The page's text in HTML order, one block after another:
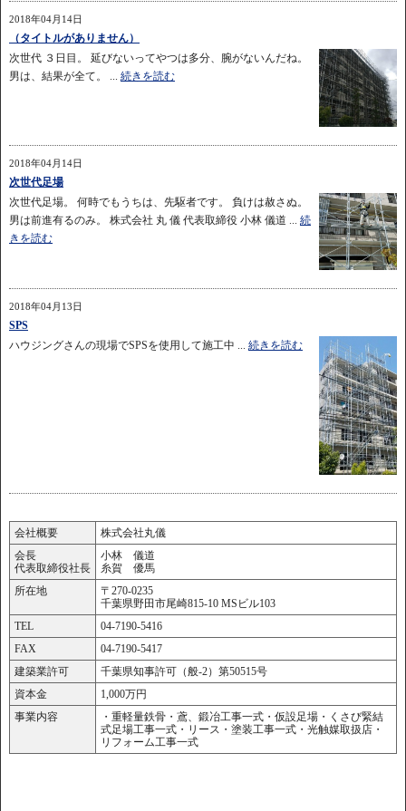
2018年04月14日
（タイトルがありません）
次世代 ３日目。 延びないってやつは多分、腕がないんだね。
男は、結果が全て。 ... 続きを読む
2018年04月14日
次世代足場
次世代足場。 何時でもうちは、先駆者です。 負けは赦さぬ。
男は前進有るのみ。 株式会社 丸 儀 代表取締役 小林 儀道 ... 続
きを読む
2018年04月13日
SPS
ハウジングさんの現場でSPSを使用して施工中 ... 続きを読む
会社概要
株式会社丸儀
会長
代表取締役社長
小林 儀道
糸賀 優馬
所在地
〒270-0235
千葉県野田市尾崎815-10 MSビル103
TEL
04-7190-5416
FAX
04-7190-5417
建築業許可
千葉県知事許可（般-2）第50515号
資本金
1,000万円
事業内容
・重軽量鉄骨・鳶、鍛冶工事一式・仮設足場・くさび緊結
式足場工事一式・リース・塗装工事一式・光触媒取扱店・
リフォーム工事一式